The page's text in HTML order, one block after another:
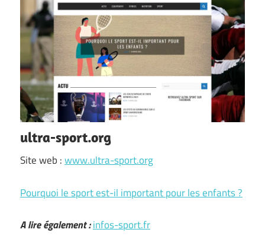
ultra-sport.org
Site web :www.ultra-sport.org
Pourquoi le sport est-il important pour les enfants ?
A lire également :infos-sport.fr